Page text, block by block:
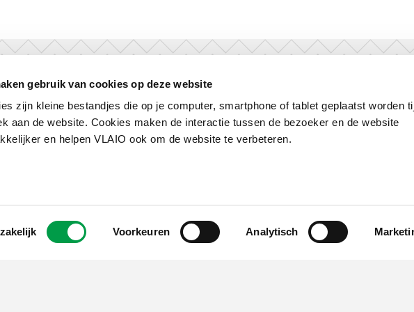
gebruik van cookies op deze website
zijn kleine bestandjes die op je computer, smartphone of tablet geplaatst worden
aan de website. Cookies maken de interactie tussen de bezoeker en de website
en helpen VLAIO ook om de website te verbeteren.
Voorkeuren Analytisch
7 vragen aan jonge ondernemer
Boy
Robbe De Pauw startte zijn
student digitale marketing aan
over zijn parcours.
Lees meer